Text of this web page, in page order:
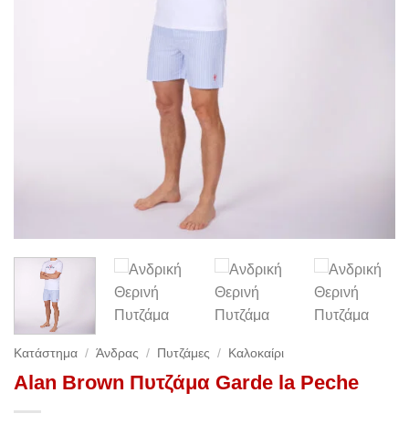
Κατάστημα / Άνδρας / Πυτζάμες / Καλοκαίρι
Alan Brown Πυτζάμα Garde la Peche